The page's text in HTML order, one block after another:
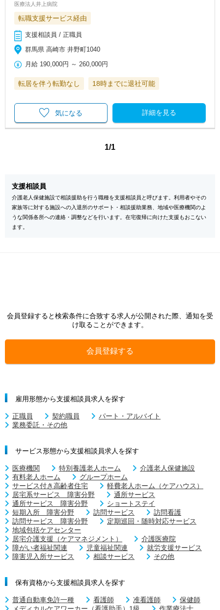
医療法人井上病院
転職支援サービス経由
支援相談員 / 正職員
群馬県 高崎市 井野町1040
月給 190,000円 ～ 260,000円
転居を伴う転勤なし 18時までに退社可能
詳細を見る
気になる
1/1
支援相談員
介護老人保健施設で相談援助を行う職種を支援相談員と呼びます。利用者やその
家族等に対する施設への入退所のサポート・相談援助業務、地域や医療機関のよ
うな関係各所への連絡・調整などを行います。在宅復帰に向けた支援もおこない
ます。
会員登録すると検索条件に合致する求人が公開された際、通知を受
け取ることができます。
会員登録する
雇用形態から支援相談員求人を探す
正職員 契約職員
パート・アルバイト
業務委託・その他
サービス形態から支援相談員求人を探す
医療機関 特別養護老人ホーム
介護老人保健施設
有料老人ホーム
グループホーム
サービス付き高齢者住宅
軽費老人ホーム（ケアハウス）
居宅系サービス 障害分野
通所サービス
通所サービス 障害分野
ショートステイ
短期入所 障害分野
訪問サービス
訪問看護
訪問サービス 障害分野
定期巡回・随時対応サービス
地域包括ケアセンター
居宅介護支援（ケアマネジメント）
介護医療院
障がい者福祉関連
児童福祉関連
就労支援サービス
障害児入所サービス
相談サービス その他
保有資格から支援相談員求人を探す
普通自動車免許一種 看護師 准看護師
保健師